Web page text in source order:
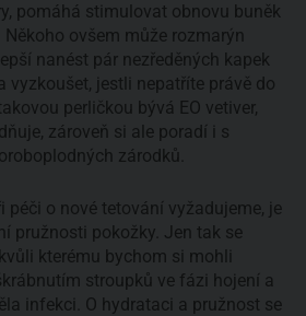
pomáhá stimulovat obnovu buněk
ovšem může rozmarýn
nanést pár nezředěných kapek
vyzkoušet, jestli nepatříte právě do
perličkou bývá EO vetiver,
zároveň si ale poradí i s
zárodků.
péči o nové tetování vyžadujeme, je
pružnosti pokožky. Jen tak se
kterému bychom si mohli
stroupků ve fázi hojení a
infekci. O hydrataci a pružnost se